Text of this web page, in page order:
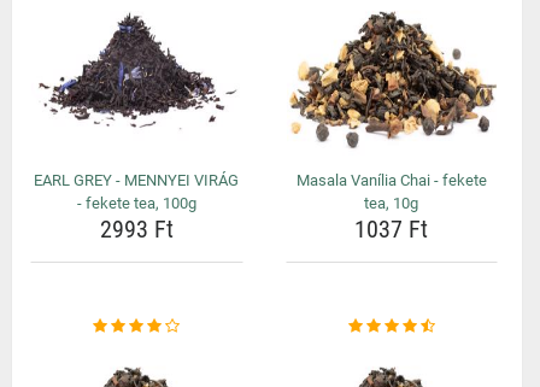
EARL GREY - MENNYEI VIRÁG
- fekete tea, 100g
2993 Ft
Masala Vanília Chai - fekete
tea, 10g
1037 Ft